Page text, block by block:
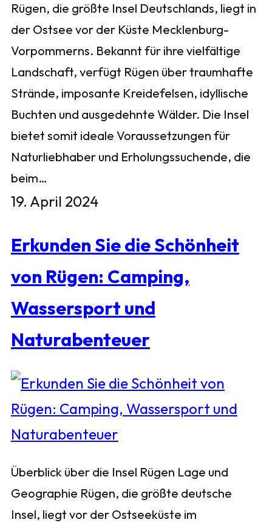
Rügen, die größte Insel Deutschlands, liegt in
der Ostsee vor der Küste Mecklenburg-
Vorpommerns. Bekannt für ihre vielfältige
Landschaft, verfügt Rügen über traumhafte
Strände, imposante Kreidefelsen, idyllische
Buchten und ausgedehnte Wälder. Die Insel
bietet somit ideale Voraussetzungen für
Naturliebhaber und Erholungssuchende, die
beim…
19. April 2024
Erkunden Sie die Schönheit
von Rügen: Camping,
Wassersport und
Naturabenteuer
Überblick über die Insel Rügen Lage und
Geographie Rügen, die größte deutsche
Insel, liegt vor der Ostseeküste im